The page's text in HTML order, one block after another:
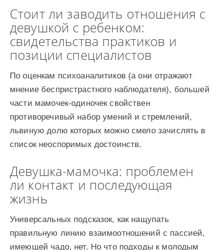
Стоит ли заводить отношения с
девушкой с ребенком:
свидетельства практиков и
позиции специалистов
По оценкам психоаналитиков (а они отражают
мнение беспристрастного наблюдателя), большей
части мамочек-одиночек свойствен
противоречивый набор умений и стремлений,
львиную долю которых можно смело зачислять в
список неоспоримых достоинств.
Девушка-мамочка: проблемен
ли контакт и последующая
жизнь
Универсальных подсказок, как нащупать
правильную линию взаимоотношений с пассией,
имеющей чадо, нет. Но что подходы к молодым